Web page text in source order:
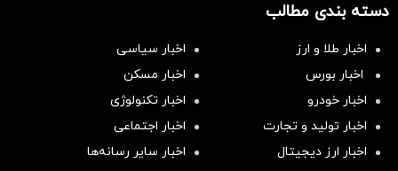
دسته بندی مطالب
اخبار طلا و ارز
اخبار سیاسی
اخبار بورس
اخبار مسکن
اخبار خودرو
اخبار تکنولوژی
اخبار تولید و تجارت
اخبار اجتماعی
اخبار ارز دیجیتال
اخبار سایر رسانه‌‌ها